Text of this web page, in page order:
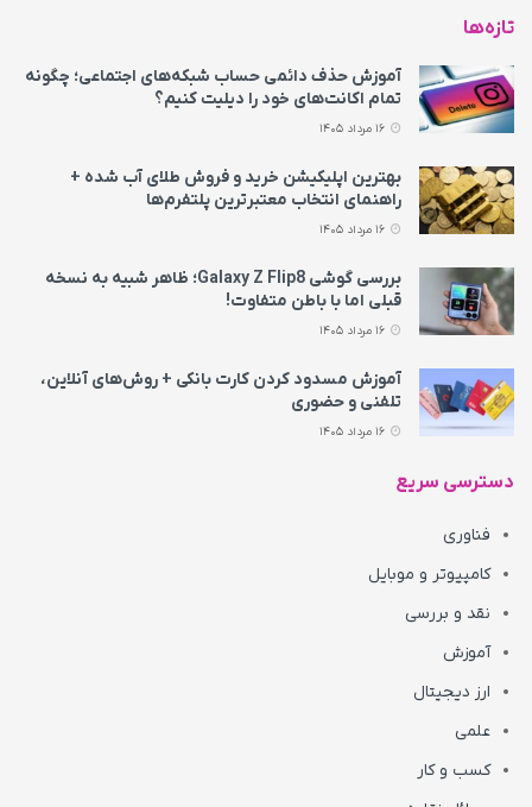
تازه‌ها
آموزش حذف دائمی حساب شبکه‌های اجتماعی؛ چگونه
تمام اکانت‌های خود را دیلیت کنیم؟
بهترین اپلیکیشن خرید و فروش طلای آب شده +
راهنمای انتخاب معتبرترین پلتفرم‌ها
بررسی گوشی Galaxy Z Flip8؛ ظاهر شبیه به نسخه
قبلی اما با باطن متفاوت!
آموزش مسدود کردن کارت بانکی + روش‌های آنلاین،
تلفنی و حضوری
دسترسی سریع
فناوری
کامپیوتر و موبایل
نقد و بررسی
آموزش
ارز دیجیتال
علمی
کسب و کار